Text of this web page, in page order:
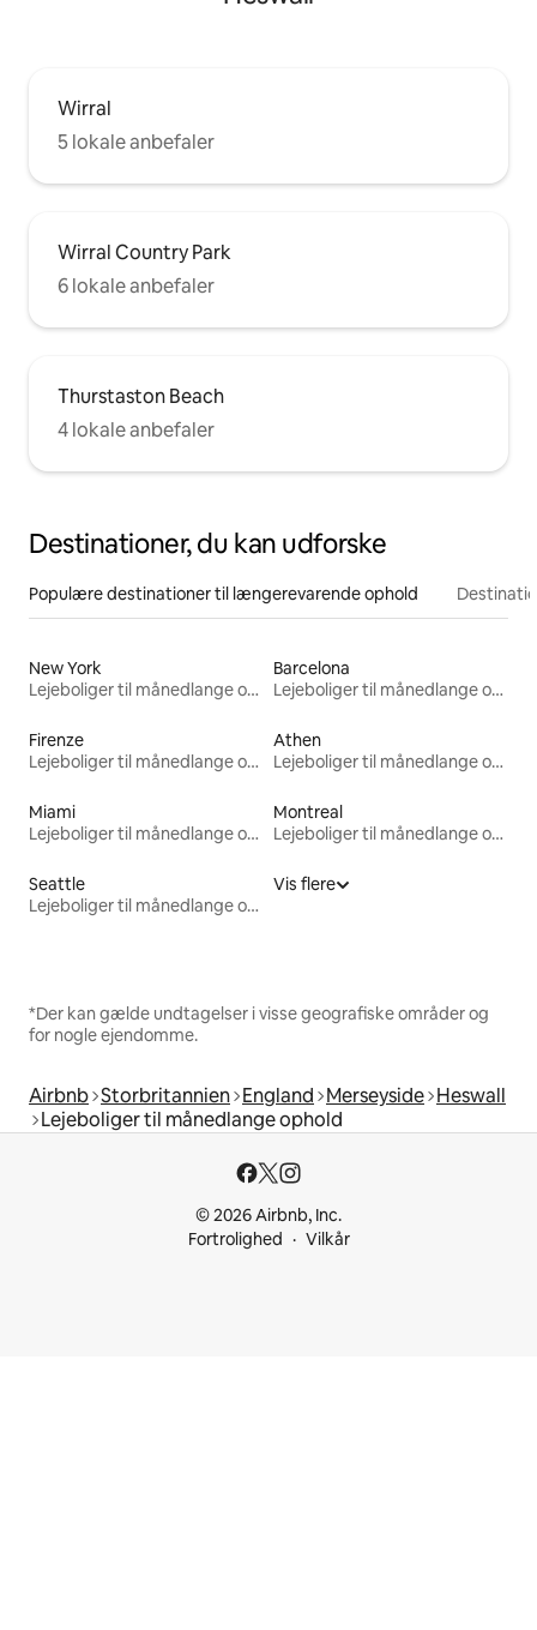
Wirral
5 lokale anbefaler
Wirral Country Park
6 lokale anbefaler
Thurstaston Beach
4 lokale anbefaler
Destinationer, du kan udforske
Populære destinationer til længerevarende ophold
New York
Lejeboliger til månedlange ophold
Barcelona
Lejeboliger til månedlange ophold
Firenze
Lejeboliger til månedlange ophold
Athen
Lejeboliger til månedlange ophold
Miami
Lejeboliger til månedlange ophold
Montreal
Lejeboliger til månedlange ophold
Seattle
Lejeboliger til månedlange ophold
Vis flere
*Der kan gælde undtagelser i visse geografiske områder og
for nogle ejendomme.
Airbnb Storbritannien England Merseyside Heswall
Lejeboliger til månedlange ophold
© 2026 Airbnb, Inc.
Fortrolighed
Vilkår